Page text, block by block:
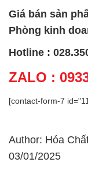
Giá bán sản
Phòng kinh
Hotline :
ZALO :
[contact-form-7
Author: Hóa
03/01/2025